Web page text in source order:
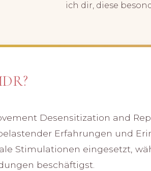
ich dir, diese
Desensitization and
Erfahrungen und
Stimulationen eingesetzt,
beschäftigst.